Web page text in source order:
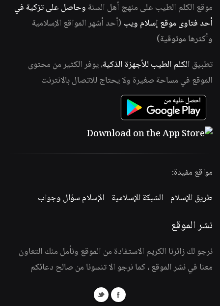
موقع الكلم الطيب على منهج أهل السنة وحاصل على تزكية في
أحد فتاوى موقع إسلام ويب (أحد أشهر المواقع الإسلامية
وأكثرها موثوقية)
تطبيق الكلم الطيب للأجهزة الذكية، يوفر الكثير من محتوى
الموقع في مساحة صغيرة ولا يحتاج للاتصال بالانترنت
مواقع مفيدة:
طريق الإسلام -الشبكة الإسلامية -الإسلام سؤال وجواب
نشر الموقع
نرجو لك زائرنا الكريم الاستفادة من الموقع ونأمل منك التعاون
معنا في نشر الموقع ، كما نرجو الا تنسونا من صالح دعائكم